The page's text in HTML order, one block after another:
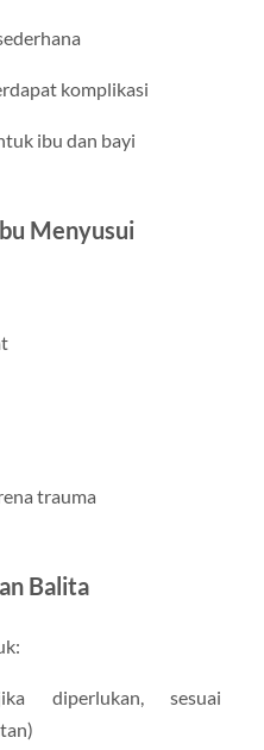
komplikasi
ibu dan bayi
Menyusui
trauma
Balita
diperlukan, sesuai